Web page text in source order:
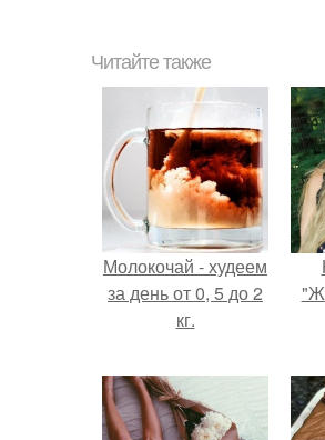
Читайте также
Молокочай - худеем
за день от 0, 5 до 2
кг.